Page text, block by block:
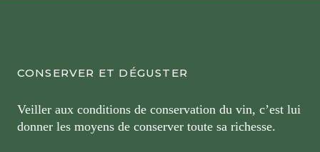
CONSERVER ET DÉGUSTER
Veiller aux conditions de conservation du vin, c’est lui
donner les moyens de conserver toute sa richesse.